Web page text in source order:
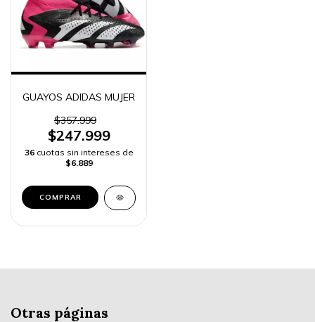
GUAYOS ADIDAS MUJER
$357.999
$247.999
36 cuotas sin intereses de
$6.889
COMPRAR
Otras páginas